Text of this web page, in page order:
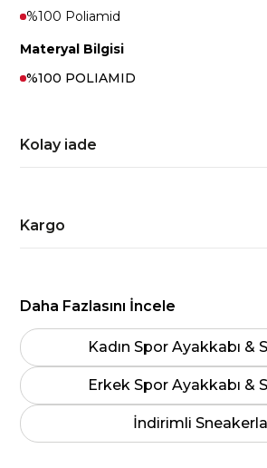
%100 Poliamid
Materyal Bilgisi
%100 POLIAMID
Kolay iade
Kargo
Daha Fazlasını İncele
Kadın Spor Ayakkabı &
Erkek Spor Ayakkabı &
İndirimli